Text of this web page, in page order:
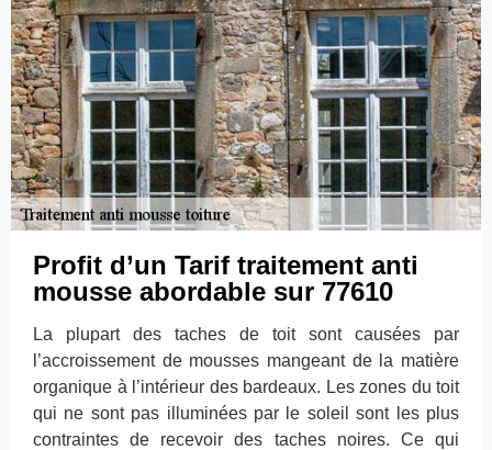
Profit d’un Tarif traitement anti
mousse abordable sur 77610
La plupart des taches de toit sont causées par
l’accroissement de mousses mangeant de la matière
organique à l’intérieur des bardeaux. Les zones du toit
qui ne sont pas illuminées par le soleil sont les plus
contraintes de recevoir des taches noires. Ce qui